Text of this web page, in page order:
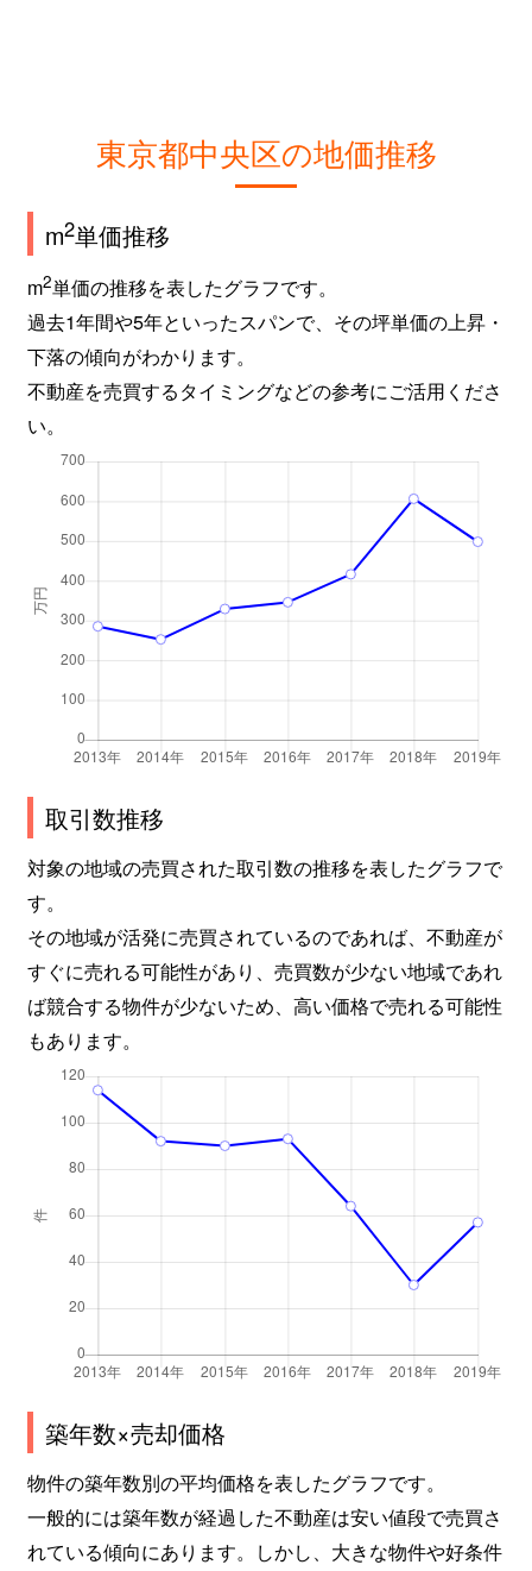
東京都中央区の地価推移
m2単価推移
m2単価の推移を表したグラフです。
過去1年間や5年といったスパンで、その坪単価の上昇・
下落の傾向がわかります。
不動産を売買するタイミングなどの参考にご活用くださ
い。
取引数推移
対象の地域の売買された取引数の推移を表したグラフで
す。
その地域が活発に売買されているのであれば、不動産が
すぐに売れる可能性があり、売買数が少ない地域であれ
ば競合する物件が少ないため、高い価格で売れる可能性
もあります。
築年数×売却価格
物件の築年数別の平均価格を表したグラフです。
一般的には築年数が経過した不動産は安い値段で売買さ
れている傾向にあります。しかし、大きな物件や好条件